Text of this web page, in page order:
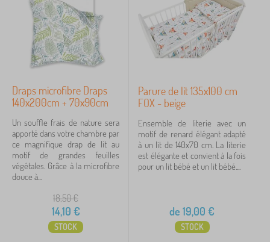
Draps microfibre Draps
140x200cm + 70x90cm
Un souffle frais de nature sera
apporté dans votre chambre par
ce magnifique drap de lit au
motif de grandes feuilles
végétales. Grâce à la microfibre
douce à...
18,50€
14,10 €
STOCK
Parure de lit 135x100 cm
FOX - beige
Ensemble de literie avec un
motif de renard élégant adapté
à un lit de 140x70 cm. La literie
est élégante et convient à la fois
pour un lit bébé et un lit bébé....
de 19,00 €
STOCK